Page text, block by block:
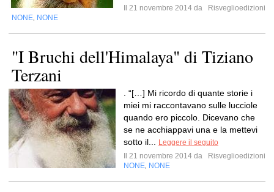
Il 21 novembre 2014 da
Risveglioedizioni
NONE NONE
"I Bruchi dell'Himalaya" di Tiziano
Terzani
. “[…] Mi ricordo di quante storie i
miei mi raccontavano sulle lucciole
quando ero piccolo. Dicevano che
se ne acchiappavi una e la mettevi
sotto il...
Leggere il seguito
Il 21 novembre 2014 da
Risveglioedizioni
NONE NONE